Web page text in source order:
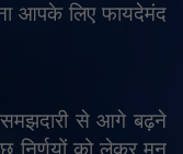
आपके लिए फायदेमंद
समझदारी से आगे बढ़ने
को लेकर मन